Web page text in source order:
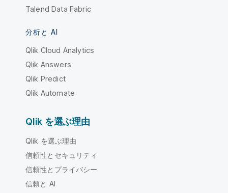
Talend Data Fabric
分析と AI
Qlik Cloud Analytics
Qlik Answers
Qlik Predict
Qlik Automate
Qlik を選ぶ理由
Qlik を選ぶ理由
信頼性とセキュリティ
信頼性とプライバシー
信頼と AI